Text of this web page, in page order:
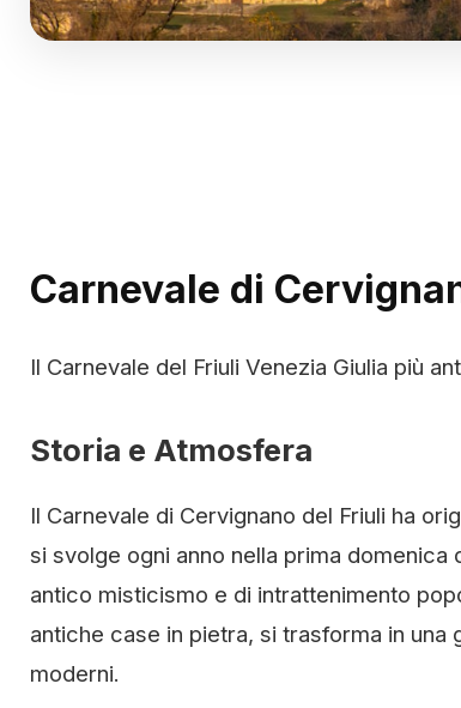
Carnevale di
Il Carnevale del Friuli Venezia Giulia più
Storia e Atmosfera
Il Carnevale di Cervignano del Friuli ha
si svolge ogni anno nella prima
antico misticismo e di intrattenimento
antiche case in pietra, si trasforma in
moderni.